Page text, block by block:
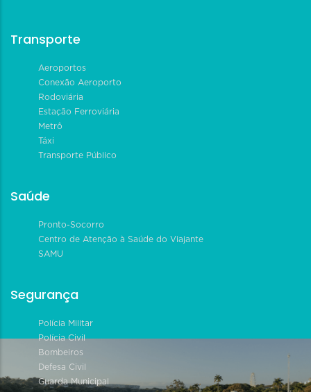
Transporte
Aeroportos
Conexão Aeroporto
Rodoviária
Estação Ferroviária
Metrô
Táxi
Transporte Público
Saúde
Pronto-Socorro
Centro de Atenção à Saúde do Viajante
SAMU
Segurança
Polícia Militar
Polícia Civil
Bombeiros
Defesa Civil
Guarda Municipal